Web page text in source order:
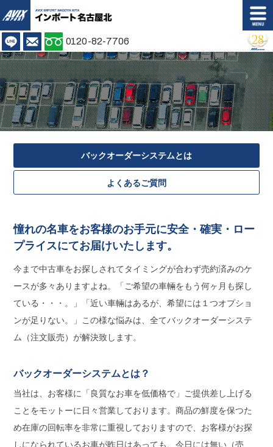
AVIX IMPORT
LINE お問い合わせ
0120-82-7706
Shop info.
店舗案内
Access
アクセス
Stock list
在庫情報
Customer's Voice
お客様の声
Purchase Plan
Insurance Repair Maintenance
ボディコーティング
バックオーダーシステムとは
よくあるご質問
憧れの名車をお客様のお手元に安全・確実・ロー
プライスにてお届けいたします。
今まで中古車をお探しされてタイミングが合わず売約済みのケ
ースが多々ありますよね。「ご希望の車輛をもう何ヶ月も探し
ている・・・。」「近い車輛はあるが、希望には１つオプショ
ンが足りない。」この様な悩みは、全てバックオーダーシステ
ム（注文販売）が解決致します。
バックオーダーシステムとは？
当社は、お客様に「良質なお車を低価格で」ご提供差し上げる
ことをモットーに日々営業しております。商品の鮮度を保つた
め在庫の回転率を非常に重視しておりますので、お客様がお探
しになられているお車が昨日はあっても、今日には無い（売